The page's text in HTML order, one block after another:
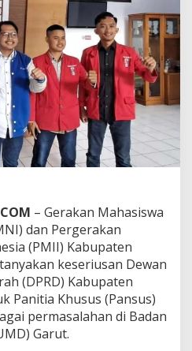
– Gerakan Mahasiswa
dan Pergerakan
(PMII) Kabupaten
keseriusan Dewan
(DPRD) Kabupaten
Panitia Khusus (Pansus)
permasalahan di Badan
Garut.